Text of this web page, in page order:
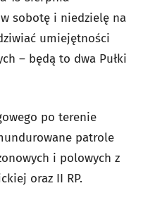
w sobotę i niedzielę na
umiejętności
– będą to dwa Pułki
po terenie
patrole
i polowych z
oraz II RP.